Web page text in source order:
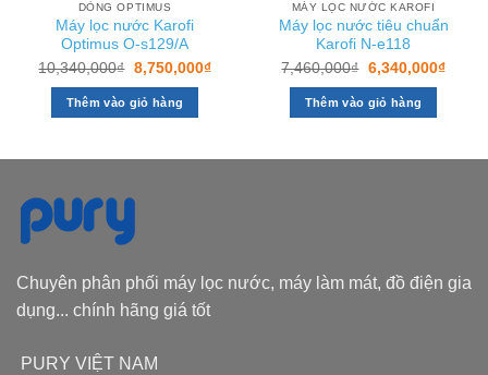
DÒNG OPTIMUS
Máy lọc nước Karofi
Optimus O-s129/A
10,340,000₫ Giá
là:
10,340,000₫.
8,750,000₫Giá
Thêm vào giỏ hàng
MÁY LỌC NƯỚC KAROFI
Máy lọc nước tiêu chuẩn
Karofi N-e118
7,460,000₫ Giá
là:
7,460,000₫.
6,340,000₫Giá
Thêm vào giỏ hàng
Chuyên phân phối máy lọc nước, máy làm mát, đồ điện gia
dụng... chính hãng giá tốt
PURY VIỆT NAM